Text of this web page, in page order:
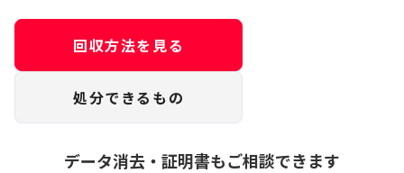
回収方法を見る
処分できるもの
データ消去・証明書もご相談できます